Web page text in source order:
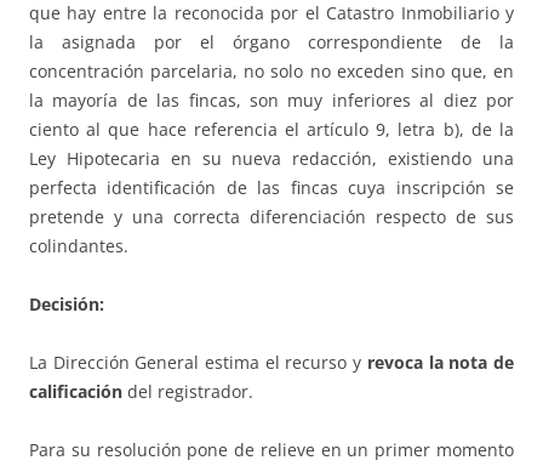
que hay entre la reconocida por el Catastro Inmobiliario y
la asignada por el órgano correspondiente de la
concentración parcelaria, no solo no exceden sino que, en
la mayoría de las fincas, son muy inferiores al diez por
ciento al que hace referencia el artículo 9, letra b), de la
Ley Hipotecaria en su nueva redacción, existiendo una
perfecta identificación de las fincas cuya inscripción se
pretende y una correcta diferenciación respecto de sus
colindantes.
Decisión:
La Dirección General estima el recurso y revoca la nota de
calificación del registrador.
Para su resolución pone de relieve en un primer momento